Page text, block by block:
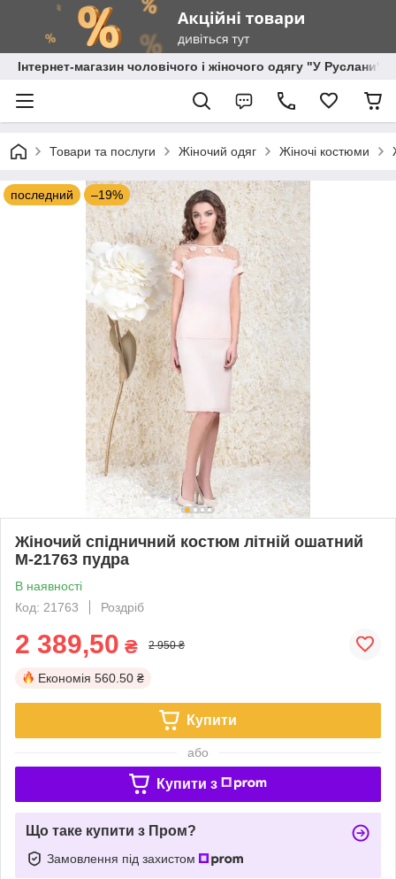
Інтернет-магазин чоловічого і жіночого одягу "У Руслани"
Товари та послуги Жіночий одяг Жіночі костюми
последний –19%
Жіночий спідничний костюм літній ошатний
М-21763 пудра
В наявності
Код: 21763
Роздріб
2 389,50 ₴ 2 950 ₴
Економія 560.50 ₴
Купити
або
Купити з
Що таке купити з Пром?
Замовлення під захистом